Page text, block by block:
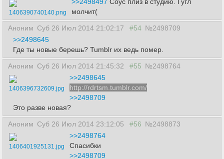
1406390740140.png
молчит(
Аноним Суб 26 Июл 2014 21:02:17 #54 №2498709
>>2498645
Где ты новые берешь? Tumblr их ведь помер.
Аноним Суб 26 Июл 2014 21:45:32 #55 №2498764
1406396732609.jpg
>>2498645
http://rdrtsm.tumblr.com/
>>2498709
Это разве новая?
Аноним Суб 26 Июл 2014 23:12:05 #56 №2498873
1406401925131.jpg
>>2498764
Спасибки
>>2498709